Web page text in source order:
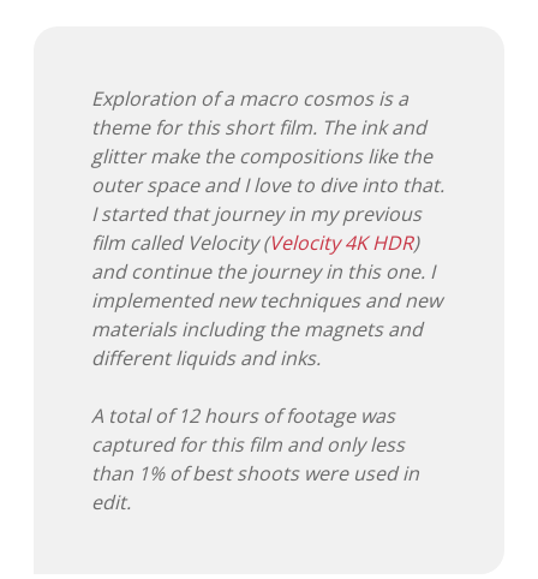
Visuelles
Wandnotizen
Adventskalender 2013
Adventskalender 2014
Adventskalender 2015
Adventskalender 2016
Adventskalender 2017
Adventskalender 2019
Exploration of a macro cosmos is a
theme for this short film. The ink and
glitter make the compositions like the
outer space and I love to dive into that.
I started that journey in my previous
film called Velocity (Velocity 4K HDR)
and continue the journey in this one. I
implemented new techniques and new
materials including the magnets and
different liquids and inks.
A total of 12 hours of footage was
captured for this film and only less
than 1% of best shoots were used in
edit.